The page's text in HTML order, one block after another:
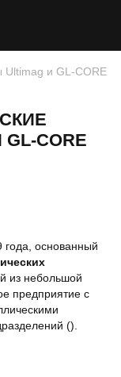
Ultimag и GL‑CORE
основанный
из небольшой
предприятие с
().